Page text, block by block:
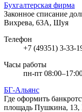
Бухгалтерская фирма
Законное списание
Вихрева, 63А, Шуя
Телефон
+7 (49351) 3-33-
Часы работы
пн-пт
БГ-Альянс
Где оформить
площадь Пушкина, 13,